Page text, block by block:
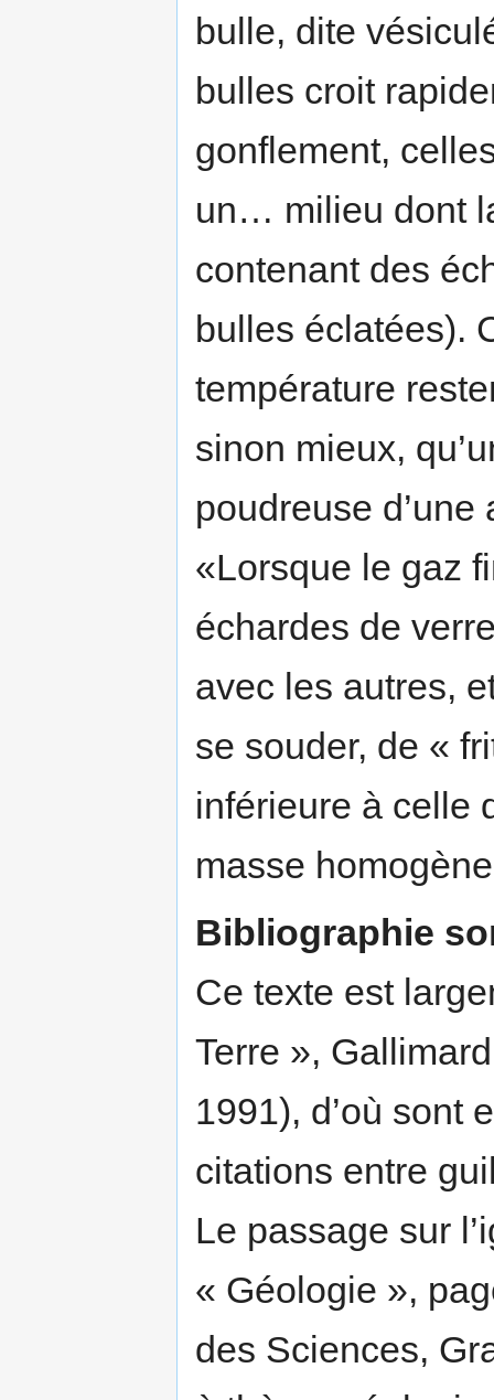
bulle, dite
bulles croit
gonflement,
un… milieu dont
contenant des
bulles éclatées).
température
sinon mieux,
poudreuse d’une
«Lorsque le gaz
échardes de
avec les autres,
se souder, de «
inférieure à celle
masse
Bibliographie
Ce texte est
Terre »,
1991), d’où sont
citations entre
Le passage sur
« Géologie »,
des Sciences,